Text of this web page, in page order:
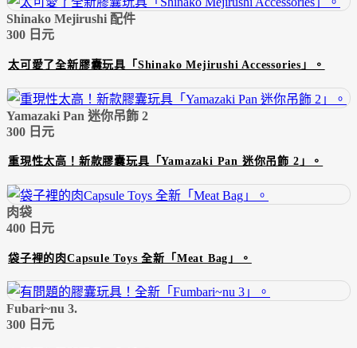
Shinako Mejirushi 配件
300 日元
太可愛了全新膠囊玩具「Shinako Mejirushi Accessories」。
Yamazaki Pan 迷你吊飾 2
300 日元
重現性太高！新款膠囊玩具「Yamazaki Pan 迷你吊飾 2」。
肉袋
400 日元
袋子裡的肉Capsule Toys 全新「Meat Bag」。
Fubari~nu 3.
300 日元